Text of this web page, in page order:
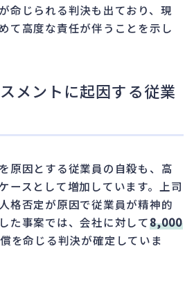
命じられる判決も出ており、現
て高度な責任が伴うことを示し
メントに起因する従業
原因とする従業員の自殺も、高
ースとして増加しています。上司
格否定が原因で従業員が精神的
た事案では、会社に対して8,000
を命じる判決が確定していま